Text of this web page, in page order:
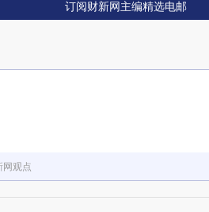
订阅财新网主编精选电邮
网观点